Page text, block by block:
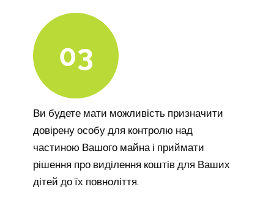
03
Ви будете мати можливість призначити
довірену особу для контролю над
частиною Вашого майна і приймати
рішення про виділення коштів для Ваших
дітей до їх повноліття.